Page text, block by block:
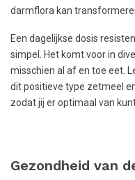
darmflora kan
Een dagelijkse dosis
simpel. Het komt voor in
misschien al af en toe eet.
dit positieve type zetmeel
zodat jij er optimaal van
Gezondheid van